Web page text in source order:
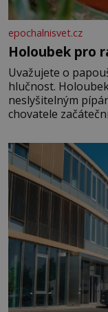
epochalnisvet.cz
Holoubek pro
Uvažujete o
hlučnost.
neslyšitelným
chovatele
času tráví na
domovinou je
pobřežní oblasti.